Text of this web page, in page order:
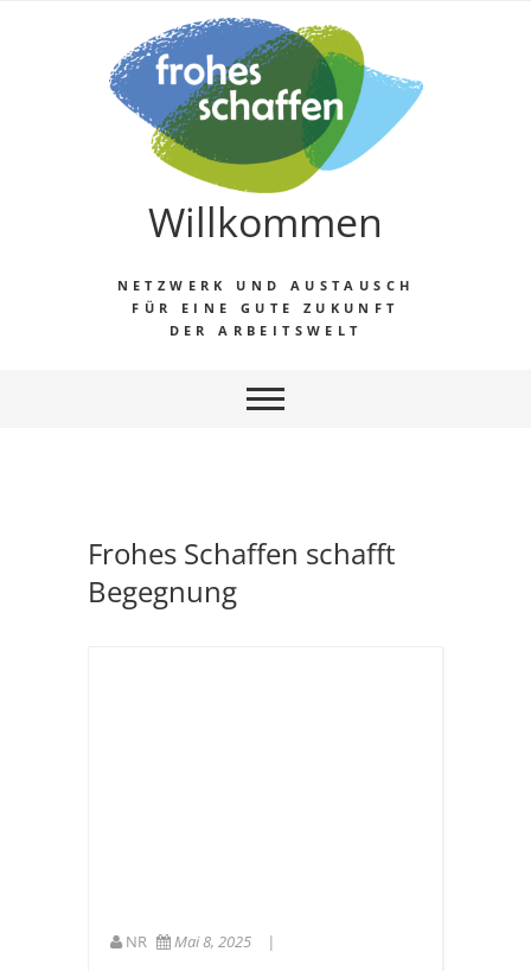
Willkommen
NETZWERK UND AUSTAUSCH
FÜR EINE GUTE ZUKUNFT
DER ARBEITSWELT
Frohes Schaffen schafft
Begegnung
NR Mai 8, 2025